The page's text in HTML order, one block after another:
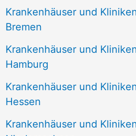
Krankenhäuser und
Bremen
Krankenhäuser und
Hamburg
Krankenhäuser und
Hessen
Krankenhäuser und